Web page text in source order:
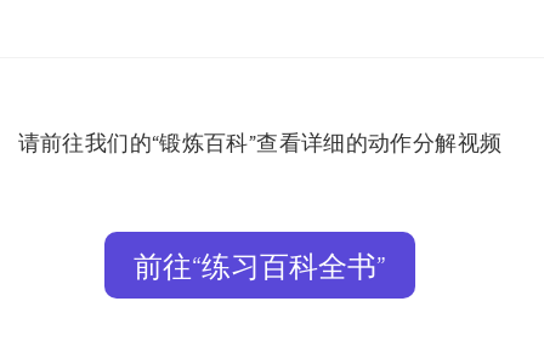
请前往我们的“锻炼百科”查看详细的动作分解视频
前往“练习百科全书”